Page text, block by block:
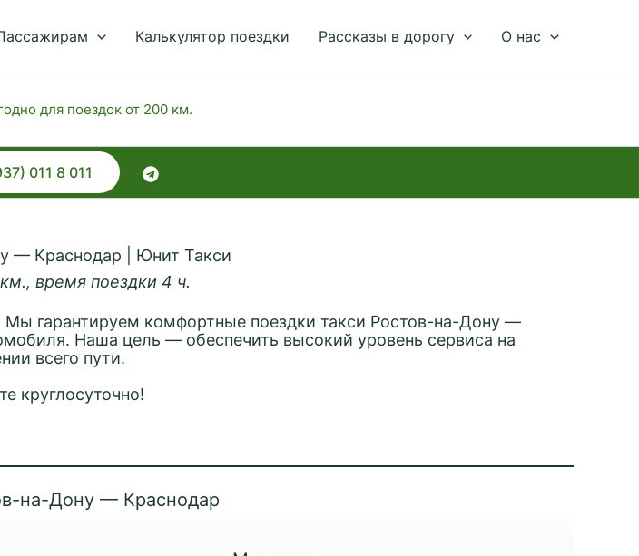
Калькулятор поездки Рассказы в дорогу О нас
для поездок от 200 км.
011 8 011
— Краснодар | Юнит Такси
время поездки 4 ч.
гарантируем комфортные поездки такси Ростов-на-Дону —
Наша цель — обеспечить высокий уровень сервиса на
всего пути.
круглосуточно!
на-Дону — Краснодар